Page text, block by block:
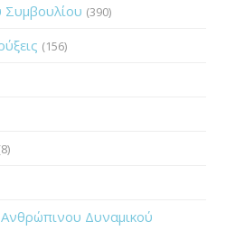
Συμβουλίου (390)
(156)
Δυναμικού